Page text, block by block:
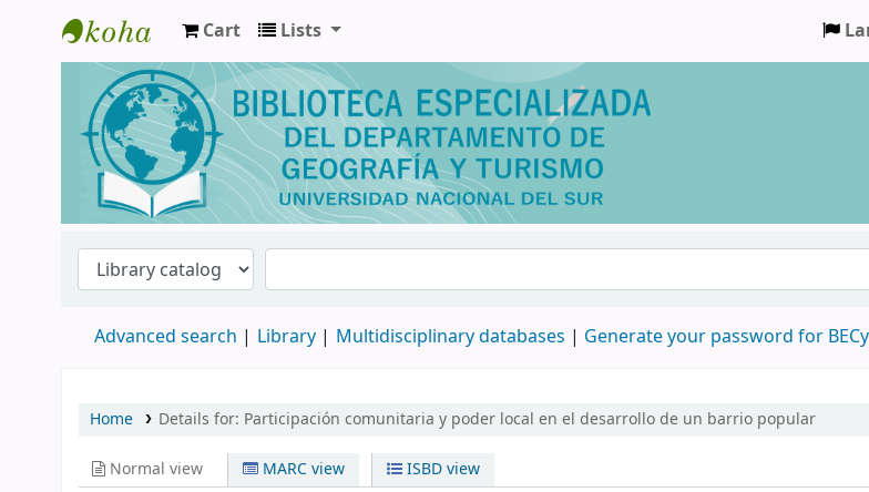
Biblioteca de Geografía y Turismo
Cart Lists
Advanced search Library Multidisciplinary databases | Generate your password for
Home Details for: Participación comunitaria y poder local en el desarrollo de un barrio popular
Normal view MARC view ISBD view